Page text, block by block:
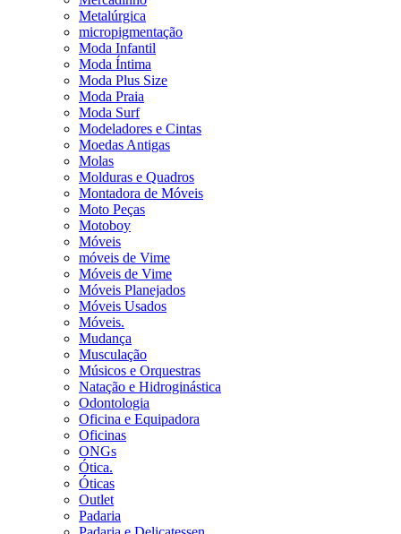
Metalúrgica
micropigmentação
Moda Infantil
Moda Íntima
Moda Plus Size
Moda Praia
Moda Surf
Modeladores e Cintas
Moedas Antigas
Molas
Molduras e Quadros
Montadora de Móveis
Moto Peças
Motoboy
Móveis
móveis de Vime
Móveis de Vime
Móveis Planejados
Móveis Usados
Móveis.
Mudança
Musculação
Músicos e Orquestras
Natação e Hidroginástica
Odontologia
Oficina e Equipadora
Oficinas
ONGs
Ótica.
Óticas
Outlet
Padaria